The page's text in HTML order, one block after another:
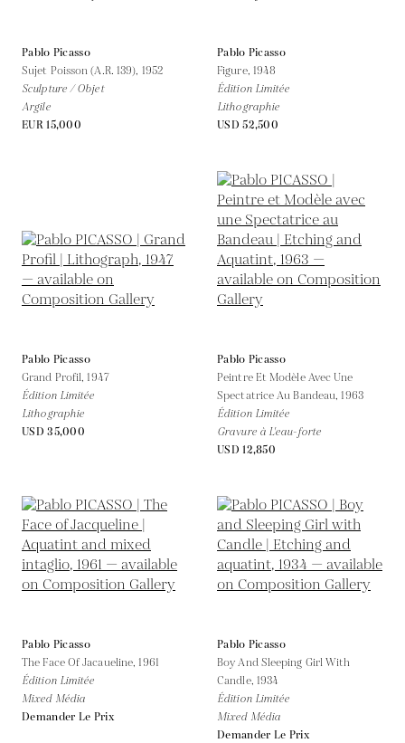
Pablo Picasso
Sujet Poisson (A.R. 139), 1952
Sculpture / Objet
Argile
EUR 15,000
Pablo Picasso
Figure, 1948
Édition Limitée
Lithographie
USD 52,500
Pablo Picasso
Grand Profil,1947
Édition Limitée
Lithographie
USD 35,000
Pablo Picasso
Peintre Et Modèle Avec Une
Spectatrice Au Bandeau,1963
Édition Limitée
Gravure à L'eau-forte
USD 12,850
Pablo Picasso
The Face Of Jacaueline,1961
Édition Limitée
Mixed Média
Demander Le Prix
Pablo Picasso
Boy And Sleeping Girl With
Candle, 1934
Édition Limitée
Mixed Média
Demander Le Prix